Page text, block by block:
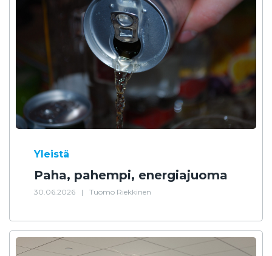
Yleistä
Paha, pahempi, energiajuoma
30.06.2026 | Tuomo Riekkinen